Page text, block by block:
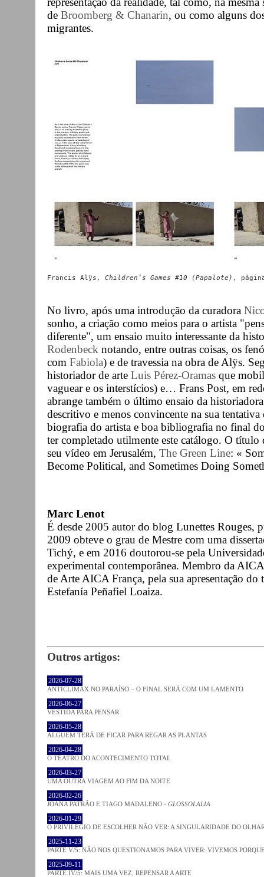
de Broomberg & Chanarin, ou como alguns
migrantes.
Francis Alÿs, Children’s Games #10 (Papalote)
No livro, após uma introdução da curadora
sonho, a criação como meios para o artista
diferente", um ensaio muito interessante da
Rodenbeck notando, entre outras coisas, os
com Fabiola) e de travessia na obra de Alÿs.
historiador de arte Luis Pérez-Oramas que
vaguear e os interstícios) e… Frans Post, em
abrange também o último ensaio da
descritivo e menos convincente na sua
biografia do artista e boa bibliografia no final
ter completado utilmente este catálogo. O
seu vídeo em Jerusalém, The Green Line: «
Become Political, and Sometimes Doing
Marc Lenot
É desde 2005 autor do blog Lunettes Rouges,
2009 obteve o grau de Mestre com uma
Tichý, e em 2016 doutorou-se pela
experimental contemporânea. Membro da
de Arte AICA França, pela sua apresentação
Estefanía Peñafiel Loaiza.
Outros artigos:
2026-07-28
ANTICLÍMAX NO PARAÍSO – O FINAL SERÁ COM UM LAMENTO
2026-06-27
VESTIDA PARA PENSAR
2026-05-28
ALGUÉM TERÁ DE FICAR PARA REGAR AS PLANTAS
2026-04-28
O TEATRO DO ACONTECIMENTO TOTAL
2026-03-27
UMA OUTRA VIAGEM AO FIM DA NOITE
2026-02-26
JOANA PATRÃO E TIAGO MADALENO - GLOSSOLALIA
2026-01-29
O PRIVILÉGIO DE ESCOLHER NÃO VER: A SINGULARIDADE DO
2025-11-23
PARTE V/5: NÃO NOS QUESTIONAMOS PARA VIVER: VIVEMOS
2025-09-11
PARTE IV/5: MAIS UMA VEZ, REPENSAR A ARTE